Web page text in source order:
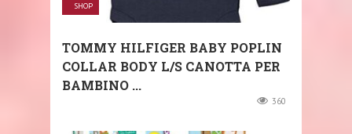
SHOP
TOMMY HILFIGER BABY POPLIN
COLLAR BODY L/S CANOTTA PER
BAMBINO ...
360